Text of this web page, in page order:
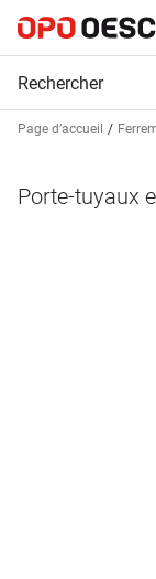
Page d’accueil
Porte-tuyaux